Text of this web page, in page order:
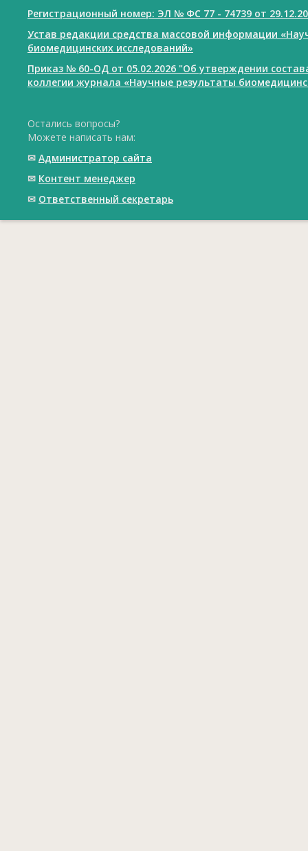
Регистрационный номер: ЭЛ № ФС 77 - 74739 от
Устав редакции средства массовой информации
биомедицинских исследований»
Приказ № 60-ОД от 05.02.2026 "Об утверждении
коллегии журнала «Научные результаты
Остались вопросы?
Можете написать нам:
✉ Администратор сайта
✉ Контент менеджер
✉ Ответственный cекретарь